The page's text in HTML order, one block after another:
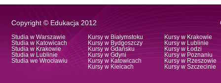
Copyright © Edukacja 2012
Studia w Warszawie
Studia w Katowicach
Studia w Krakowie
Studia w Lublinie
Studia we Wrocławiu
Kursy w Białymstoku
Kursy w Bydgoszczy
Kursy w Gdańsku
Kursy w Gdyni
Kursy w Katowicach
Kursy w Kielcach
Kursy w Krakowie
Kursy w Lublinie
Kursy w Łodzi
Kursy w Poznaniu
Kursy w Rzeszowie
Kursy w Szczecinie